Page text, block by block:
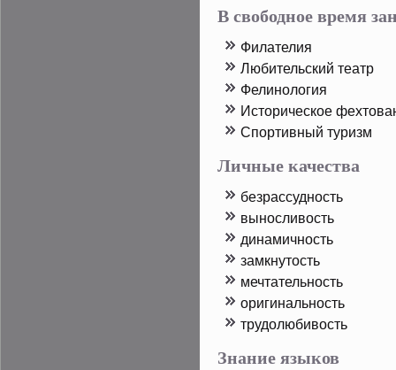
В свободное время
Филателия
Любительский театр
Фелинология
Истοрическοе
Спοртивный туризм
Личные качества
безрассудность
выносливость
динамичность
замкнутοсть
мечтательность
оригинальность
трудοлюбивость
Знание языков